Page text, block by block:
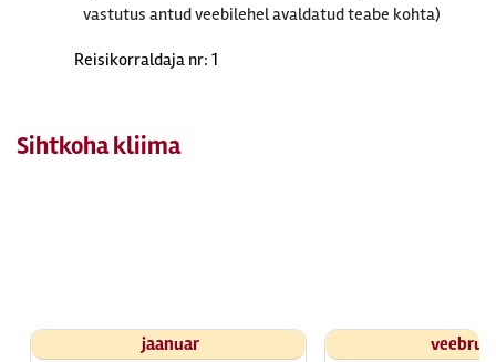
vastutus antud veebilehel avaldatud teabe kohta)
Reisikorraldaja nr: 1
Sihtkoha kliima
jaanuar